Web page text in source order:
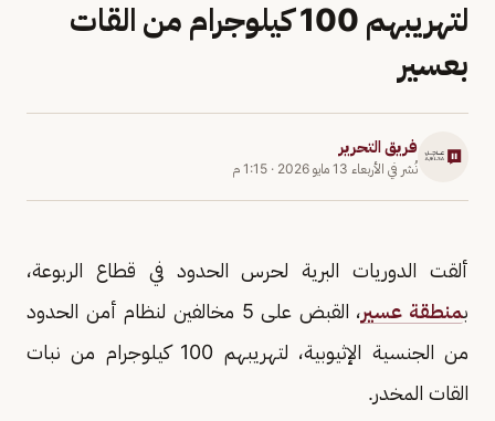
لتهريبهم 100 كيلوجرام من القات
بعسير
فريق التحرير
نُشر في الأربعاء 13 مايو 2026 · 1:15 م
ألقت الدوريات البرية لحرس الحدود في قطاع الربوعة،
بمنطقة عسير
، القبض على 5 مخالفين لنظام أمن الحدود
من الجنسية الإثيوبية، لتهريبهم 100 كيلوجرام من نبات
القات المخدر.